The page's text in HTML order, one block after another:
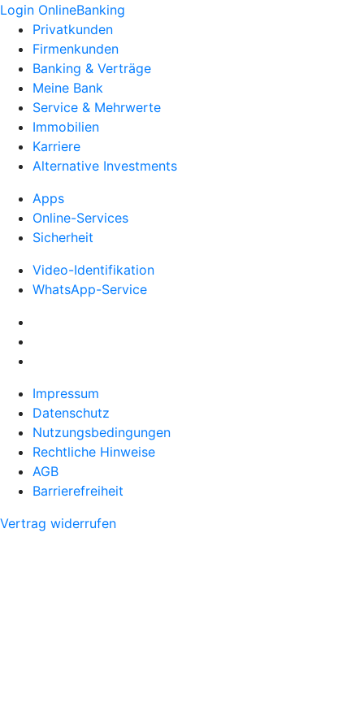
Login OnlineBanking
Privatkunden
Firmenkunden
Banking & Verträge
Meine Bank
Service & Mehrwerte
Immobilien
Karriere
Alternative Investments
Apps
Online-Services
Sicherheit
Video-Identifikation
WhatsApp-Service
Impressum
Datenschutz
Nutzungsbedingungen
Rechtliche Hinweise
AGB
Barrierefreiheit
Vertrag widerrufen